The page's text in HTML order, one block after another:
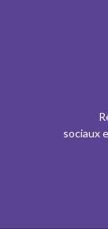
sociaux